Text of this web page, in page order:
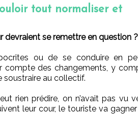
tout normaliser et
devraient se remettre en question ?
ou de se conduire en
compte des changements, y
soustraire au collectif.
rien prédire, on n’avait pas vu
leur cour, le touriste va